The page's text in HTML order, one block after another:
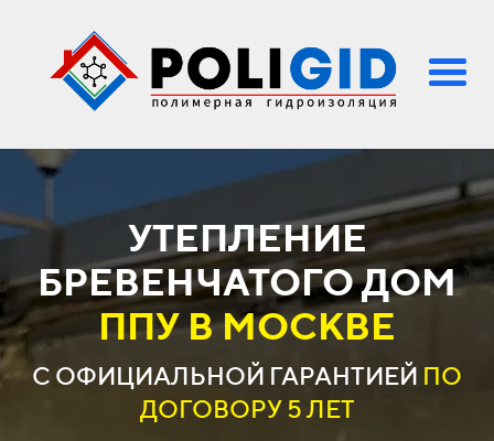
УТЕПЛЕНИЕ
БРЕВЕНЧАТОГО ДОМ
ППУ В МОСКВЕ
С ОФИЦИАЛЬНОЙ ГАРАНТИЕЙ ПО
ДОГОВОРУ 5 ЛЕТ